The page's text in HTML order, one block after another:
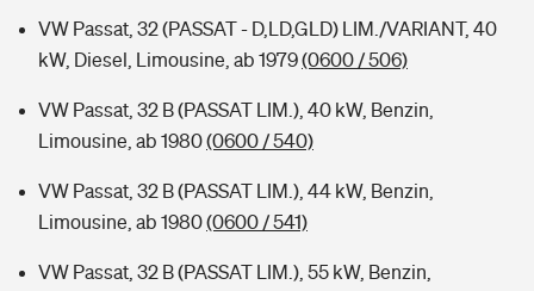
VW Passat, 32 (PASSAT - D,LD,GLD) LIM./VARIANT, 40
kW, Diesel, Limousine, ab 1979(0600 / 506)
VW Passat, 32 B (PASSAT LIM.), 40 kW, Benzin,
Limousine, ab 1980(0600 / 540)
VW Passat, 32 B (PASSAT LIM.), 44 kW, Benzin,
Limousine, ab 1980(0600 / 541)
VW Passat, 32 B (PASSAT LIM.), 55 kW, Benzin,